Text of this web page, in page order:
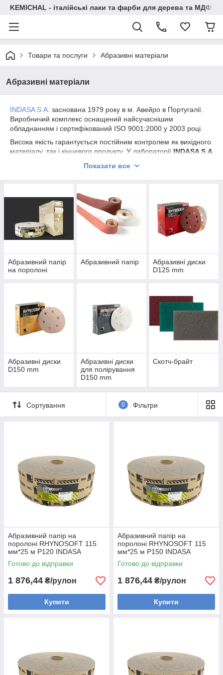
KEMICHAL - італійські лаки та фарби для дерева та МДФ
Товари та послуги Абразивні матеріали
Абразивні матеріали
INDASA S.A. заснована 1979 року в м. Авейро в Португалії.
Виробничий комплекс оснащений найсучаснішим
обладнанням і сертифікований ISO 9001:2000 у 2003 році.
Висока якість гарантується постійним контролем як вихідного
матеріалу, так і кінцевого продукту. У лабораторії INDASA S.A
застосовуються зараз при виробництві абразивних матеріалів
Асортимент вироблених абразивних матеріалів
різноманітний: від полірувальної лінії для авторемонту до
матеріалів для металообробки, деревообробки, обробки
каменю, шкіри та скла.
СьогодніINDASA S.A
експортує 80% продукції в 50 країн світу
Європу та Америку.
Показати все
Абразивний папір
на поролоні
Абразивний папір
Абразивні диски
D125 mm
Абразивні диски
D150 mm
Абразивні диски
для полірування
D150 mm
Скотч-брайт
Сортування 0 Фільтри
Абразивний папір на
поролоні RHYNOSOFT 115
мм*25 м P120 INDASA
(Португалія)
Готово до відправки
1 876,44 ₴/рулон
Купити
Абразивний папір на
поролоні RHYNOSOFT 115
мм*25 м P150 INDASA
(Португалія)
Готово до відправки
1 876,44 ₴/рулон
Купити